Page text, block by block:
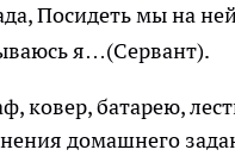
Посидеть мы на
я…(Сервант).
ковер, батарею,
домашнего